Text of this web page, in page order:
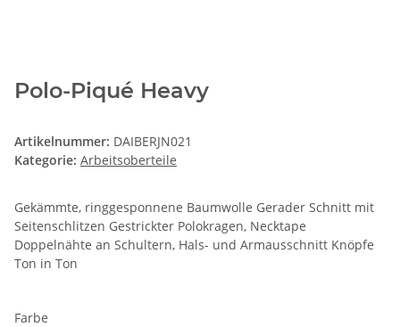
Polo-Piqué Heavy
Artikelnummer: DAIBERJN021
Kategorie: Arbeitsoberteile
Gekämmte, ringgesponnene Baumwolle Gerader Schnitt mit
Seitenschlitzen Gestrickter Polokragen, Necktape
Doppelnähte an Schultern, Hals- und Armausschnitt Knöpfe
Ton in Ton
Farbe